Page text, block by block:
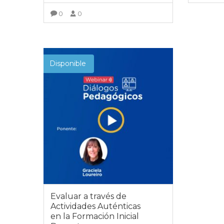
0 0
Disponible
Evaluar a través de
Actividades Auténticas
en la Formación Inicial